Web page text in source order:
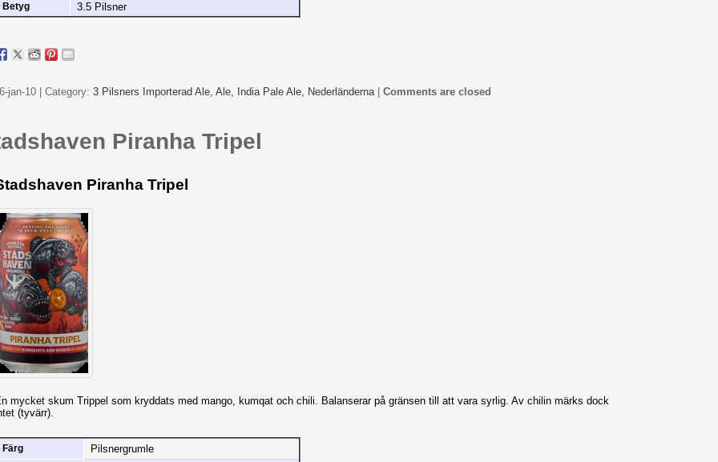
Betyg 3.5 Pilsner
jan-10 | Category: 3 Pilsners Importerad Ale, Ale, India Pale Ale, Nederländerna| Comments are closed
Piranha Tripel
Piranha Tripel
mycket skum Trippel som kryddats med mango, kumqat och chili. Balanserar på gränsen till att vara syrlig. Av chilin märks dock
(tyvärr).
Färg Pilsnergrumle